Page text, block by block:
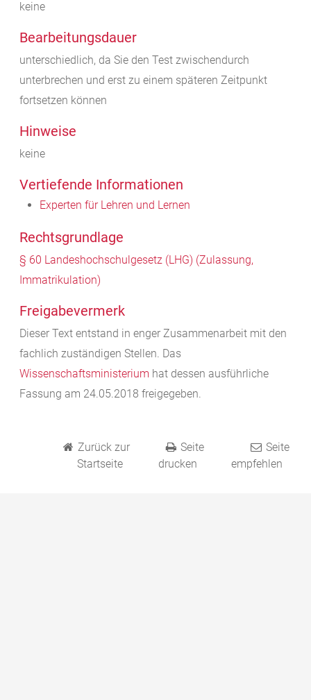
keine
Bearbeitungsdauer
unterschiedlich, da Sie den Test zwischendurch
unterbrechen und erst zu einem späteren Zeitpunkt
fortsetzen können
Hinweise
keine
Vertiefende Informationen
Experten für Lehren und Lernen
Rechtsgrundlage
§ 60 Landeshochschulgesetz (LHG) (Zulassung,
Immatrikulation)
Freigabevermerk
Dieser Text entstand in enger Zusammenarbeit mit den
fachlich zuständigen Stellen. Das
Wissenschaftsministerium hat dessen ausführliche
Fassung am 24.05.2018 freigegeben.
Zurück zur
Startseite
Seite
drucken
Seite
empfehlen